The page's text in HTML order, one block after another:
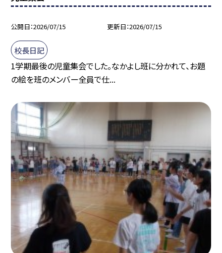
公開日 2026/07/15 更新日 2026/07/15
校長日記
1学期最後の児童集会でした。なかよし班に分かれて、お題
の絵を班のメンバー全員で仕...